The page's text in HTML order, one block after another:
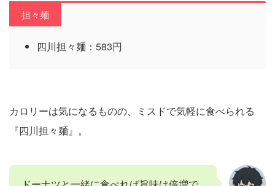
担々麺
四川担々麺：583円
カロリーは気になるものの、ミスドで気軽に食べられる
『四川担々麺』。